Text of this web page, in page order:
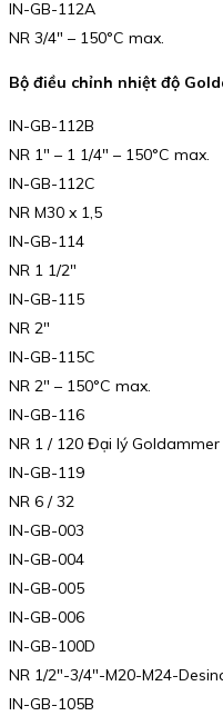
IN-GB-112A
NR 3/4″ – 150°C max.
Bộ điều chỉnh nhiệt độ
IN-GB-112B
NR 1″ – 1 1/4″ – 150°C max.
IN-GB-112C
NR M30 x 1,5
IN-GB-114
NR 1 1/2″
IN-GB-115
NR 2″
IN-GB-115C
NR 2″ – 150°C max.
IN-GB-116
NR 1 / 120 Đại lý
IN-GB-119
NR 6 / 32
IN-GB-003
IN-GB-004
IN-GB-005
IN-GB-006
IN-GB-100D
NR 1/2″-3/4″-M20-M24-
IN-GB-105B